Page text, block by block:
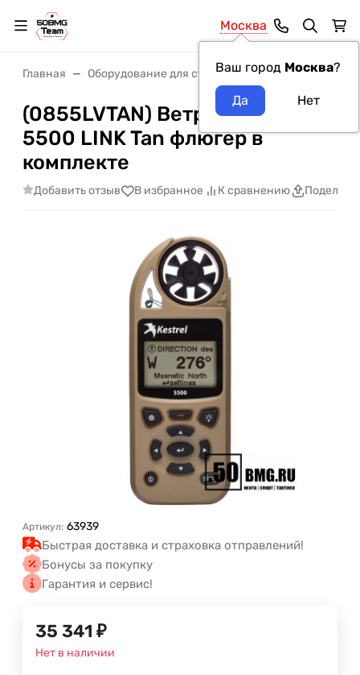
Москва
Ваш город Москва?
Главная Оборудование для стрельбы и пристрелки
(0855LVTAN) Ветромер Kestrel
5500 LINK Tan флюгер в
комплекте
Добавить отзыв В избранное К сравнению
Артикул: 63939
Быстрая доставка и страховка отправлений!
Бонусы за покупку
Гарантия и сервис!
35 341 ₽
Нет в наличии